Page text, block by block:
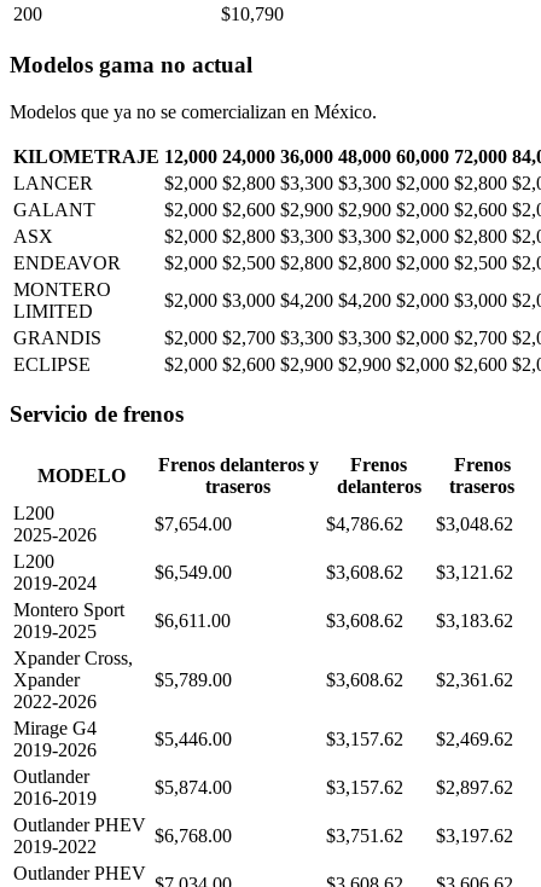
200
$10,790
Modelos gama no actual
Modelos que ya no se comercializan en México.
KILOMETRAJE 12,000 24,000 36,000 48,000 60,000 72,000
LANCER
$2,000 $2,800 $3,300 $3,300 $2,000 $2,800
GALANT
$2,000 $2,600 $2,900 $2,900 $2,000 $2,600
ASX
$2,000 $2,800 $3,300 $3,300 $2,000 $2,800
ENDEAVOR
$2,000 $2,500 $2,800 $2,800 $2,000 $2,500
MONTERO
LIMITED
$2,000 $3,000 $4,200 $4,200 $2,000 $3,000
GRANDIS
$2,000 $2,700 $3,300 $3,300 $2,000 $2,700
ECLIPSE
$2,000 $2,600 $2,900 $2,900 $2,000 $2,600
Servicio de frenos
MODELO
Frenos delanteros y
traseros
Frenos
delanteros
Frenos
traseros
L200
2025-2026
$7,654.00 $4,786.62
$3,048.62
L200
2019-2024
$6,549.00 $3,608.62
$3,121.62
Montero Sport
2019-2025
$6,611.00 $3,608.62
$3,183.62
Xpander Cross,
Xpander
2022-2026
$5,789.00 $3,608.62 $2,361.62
Mirage G4
2019-2026
$5,446.00 $3,157.62
$2,469.62
Outlander
2016-2019
$5,874.00 $3,157.62
$2,897.62
Outlander PHEV
2019-2022
$6,768.00 $3,751.62
$3,197.62
Outlander PHEV